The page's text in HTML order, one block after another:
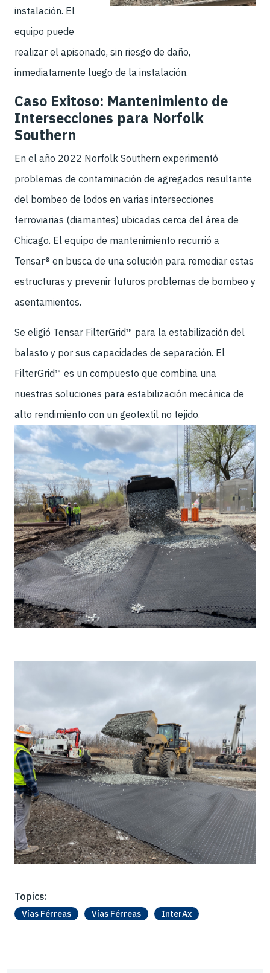
instalación. El
equipo puede
realizar el apisonado, sin riesgo de daño,
inmediatamente luego de la instalación.
Caso Exitoso: Mantenimiento de
Intersecciones para Norfolk
Southern
En el año 2022 Norfolk Southern experimentó
problemas de contaminación de agregados resultante
del bombeo de lodos en varias intersecciones
ferroviarias (diamantes) ubicadas cerca del área de
Chicago. El equipo de mantenimiento recurrió a
Tensar® en busca de una solución para remediar estas
estructuras y prevenir futuros problemas de bombeo y
asentamientos.
Se eligió Tensar FilterGrid™ para la estabilización del
balasto y por sus capacidades de separación. El
FilterGrid™ es un compuesto que combina una
nuestras soluciones para estabilización mecánica de
alto rendimiento con un geotextil no tejido.
Topics:
Vías Férreas Vías Férreas InterAx